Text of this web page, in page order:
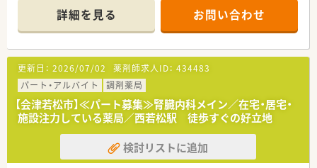
宅業務にも力を入れている薬局です。
■近隣の3店舗間でスムーズにシフトを調整し合える環境のた
め、休暇も非常に取得しやすい体制です。
【法人特徴について】
■全国に350店舗以上の多彩な薬局を展開しており、東証スタン
ダード市場に上場している大手企業です。
■大手企業ならではの充実した教育制度が整っており、入社後も
着実にスキルアップできる環境です。
■調剤業界でいち早くM&Aをスタートさせた実績があり、今後
も継続的な成長が見込める安定企業です。
【こんな方にオススメ】
詳細を見る お問い合わせ
更新日： 2026/07/02 薬剤師求人ID： 434483
パート・アルバイト
調剤薬局
【会津若松市】≪パート募集≫腎臓内科メイン／在宅・居宅・
施設注力している薬局／西若松駅 徒歩すぐの好立地
検討リストに追加